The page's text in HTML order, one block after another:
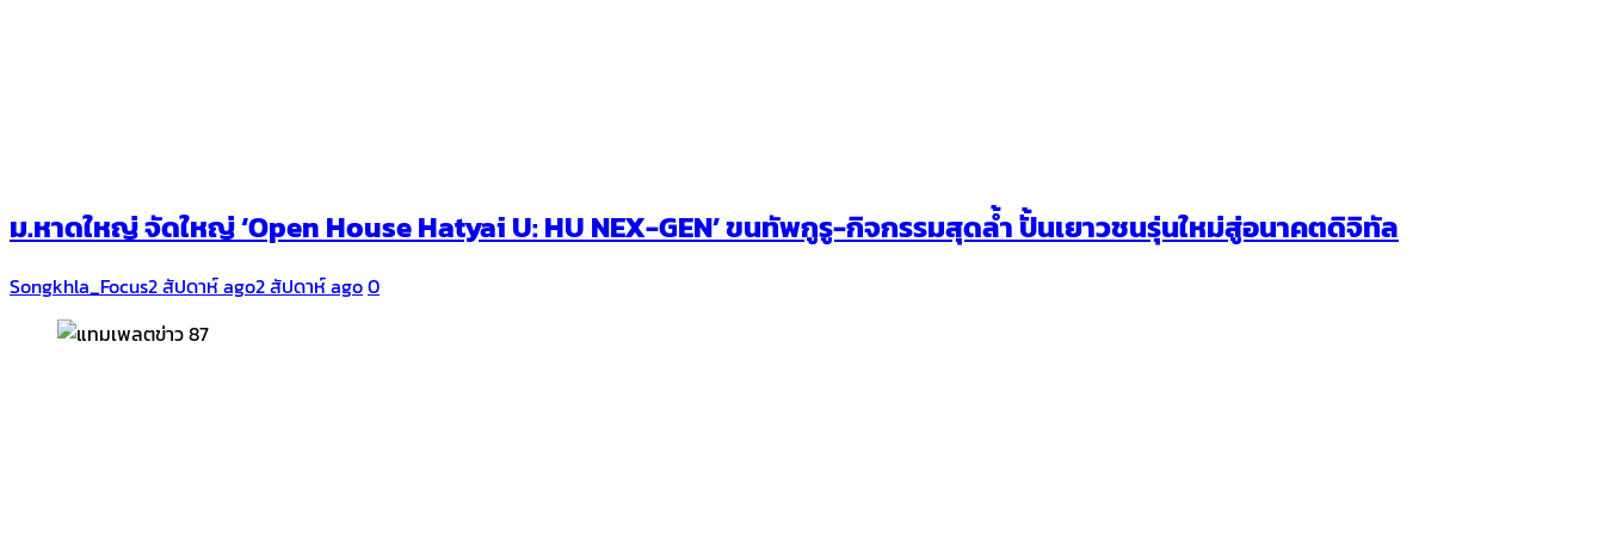
ม.หาดใหญ่ จัดใหญ่ ‘Open House Hatyai U: HU NEX-GEN’ ขนทัพกูรู-กิจกรรมสุดล้ำ ปั้นเยาวชนรุ่นใหม่สู่อนาคตดิจิทัล
Songkhla_Focus2 สัปดาห์ ago2 สัปดาห์ ago0